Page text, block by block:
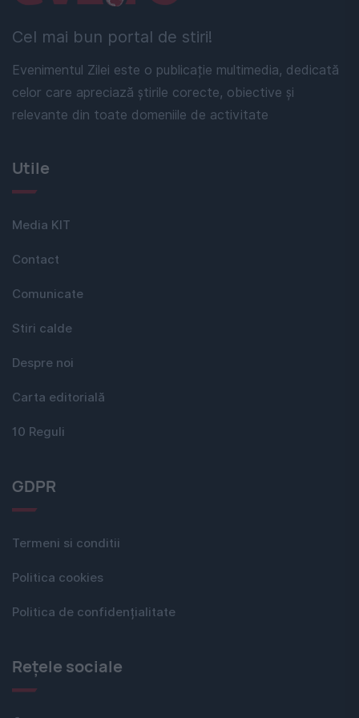
Cel mai bun portal de stiri!
Evenimentul Zilei este o publicație multimedia, dedicată
celor care apreciază știrile corecte, obiective și
relevante din toate domeniile de activitate
Utile
Media KIT
Contact
Comunicate
Stiri calde
Despre noi
Carta editorială
10 Reguli
GDPR
Termeni si conditii
Politica cookies
Politica de confidențialitate
Rețele sociale